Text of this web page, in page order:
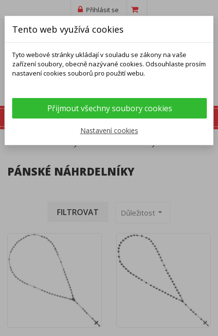
Přihlásit se
Domů Náhrdelníky Pánské náhrdelníky
PÁNSKÉ NÁHRDELNÍKY
FILTROVAT Důležitost arrow_drop_down
Tento web využívá cookies
Tyto webové stránky ukládají v souladu se zákony na vaše
zařízení soubory, obecně nazývané cookies. Odsouhlaste prosím
nastavení cookies souborů pro použití webu.
Přijmout všechny soubory cookies
Nastavení cookies